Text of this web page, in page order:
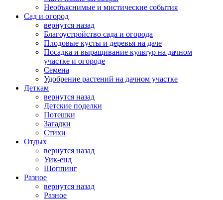
Необъяснимые и мистические события
Сад и огород
вернутся назад
Благоустройство сада и огорода
Плодовые кусты и деревья на даче
Посадка и выращивание культур на дачном
участке и огороде
Семена
Удобрение растений на дачном участке
Деткам
вернутся назад
Детские поделки
Потешки
Загадки
Стихи
Отдых
вернутся назад
Уик-енд
Шоппинг
Разное
вернутся назад
Разное